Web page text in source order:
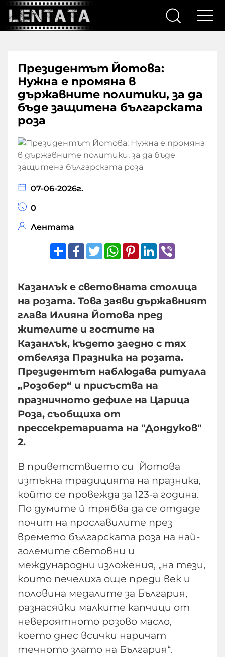
Президентът Йотова:
Нужна е промяна в
държавните политики, за да
бъде защитена българската
роза
07-06-2026г.
0
Лентата
ShareFacebook
TwitterWhatsApp
Pinterest
LinkedIn
Казанлък е световната столица
на розата. Това заяви държавният
глава Илияна Йотова пред
жителите и гостите на
Казанлък, където заедно с тях
отбеляза Празника на розата.
Президентът наблюдава ритуала
„Розобер“ и присъства на
празничното дефиле на Царица
Роза, съобщиха от
прессекретариата на "Дондуков"
2.
В приветствието си Йотова
изтъкна традицията на празника,
който се провежда за 123-а година.
По думите й трябва да се отдаде
почит на прославилите през
времето българската роза на най-
големите световни и
международни изложения, „на тези,
които печелиха още преди век и
половина медалите за България,
разнасяйки малките капчици от
невероятното розово масло,
което днес всички наричат
течното злато на България“.